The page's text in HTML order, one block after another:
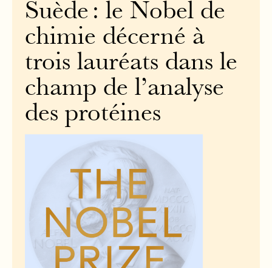
Suède : le Nobel de
chimie décerné à
trois lauréats dans le
champ de l’analyse
des protéines